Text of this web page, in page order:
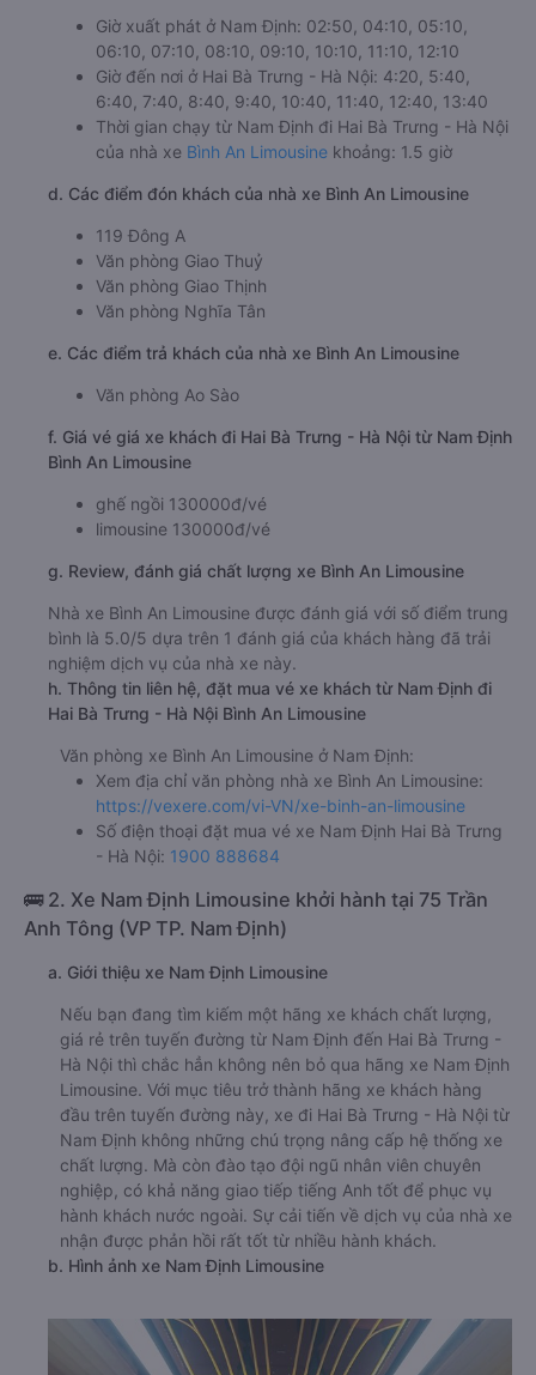
Giờ xuất phát ở Nam Định: 02:50, 04:10, 05:10,
06:10, 07:10, 08:10, 09:10, 10:10, 11:10, 12:10
Giờ đến nơi ở Hai Bà Trưng - Hà Nội: 4:20, 5:40,
6:40, 7:40, 8:40, 9:40, 10:40, 11:40, 12:40, 13:40
Thời gian chạy từ Nam Định đi Hai Bà Trưng - Hà Nội
của nhà xe Bình An Limousine khoảng: 1.5 giờ
d. Các điểm đón khách của nhà xe Bình An Limousine
119 Đông A
Văn phòng Giao Thuỷ
Văn phòng Giao Thịnh
Văn phòng Nghĩa Tân
e. Các điểm trả khách của nhà xe Bình An Limousine
Văn phòng Ao Sào
f. Giá vé giá xe khách đi Hai Bà Trưng - Hà Nội từ Nam Định
Bình An Limousine
ghế ngồi 130000đ/vé
limousine 130000đ/vé
g. Review, đánh giá chất lượng xe Bình An Limousine
Nhà xe Bình An Limousine được đánh giá với số điểm trung
bình là 5.0/5 dựa trên 1 đánh giá của khách hàng đã trải
nghiệm dịch vụ của nhà xe này.
h. Thông tin liên hệ, đặt mua vé xe khách từ Nam Định đi
Hai Bà Trưng - Hà Nội Bình An Limousine
Văn phòng xe Bình An Limousine ở Nam Định:
Xem địa chỉ văn phòng nhà xe Bình An Limousine:
https://vexere.com/vi-VN/xe-binh-an-limousine
Số điện thoại đặt mua vé xe Nam Định Hai Bà Trưng
- Hà Nội: 1900 888684
🚌 2. Xe Nam Định Limousine khởi hành tại 75 Trần
Anh Tông (VP TP. Nam Định)
a. Giới thiệu xe Nam Định Limousine
Nếu bạn đang tìm kiếm một hãng xe khách chất lượng,
giá rẻ trên tuyến đường từ Nam Định đến Hai Bà Trưng -
Hà Nội thì chắc hẳn không nên bỏ qua hãng xe Nam Định
Limousine. Với mục tiêu trở thành hãng xe khách hàng
đầu trên tuyến đường này, xe đi Hai Bà Trưng - Hà Nội từ
Nam Định không những chú trọng nâng cấp hệ thống xe
chất lượng. Mà còn đào tạo đội ngũ nhân viên chuyên
nghiệp, có khả năng giao tiếp tiếng Anh tốt để phục vụ
hành khách nước ngoài. Sự cải tiến về dịch vụ của nhà xe
nhận được phản hồi rất tốt từ nhiều hành khách.
b. Hình ảnh xe Nam Định Limousine